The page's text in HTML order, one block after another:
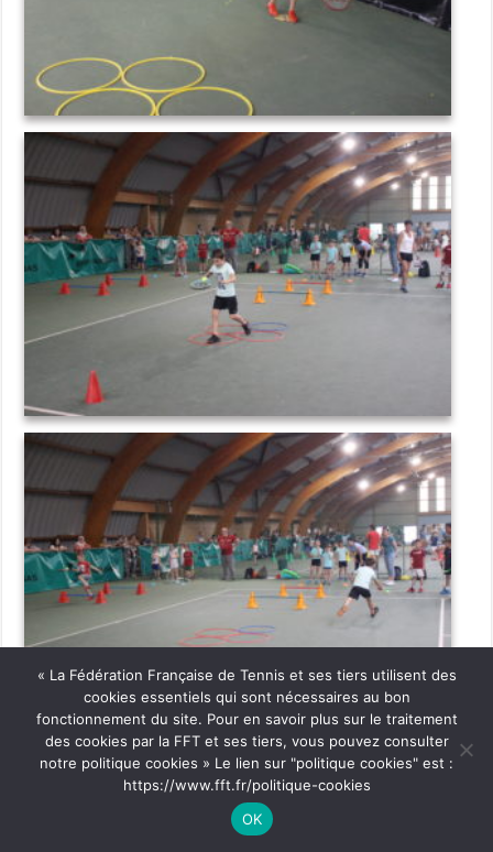
« La Fédération Française de Tennis et ses tiers utilisent des
cookies essentiels qui sont nécessaires au bon
fonctionnement du site. Pour en savoir plus sur le traitement
des cookies par la FFT et ses tiers, vous pouvez consulter
notre politique cookies » Le lien sur "politique cookies" est :
https://www.fft.fr/politique-cookies
OK